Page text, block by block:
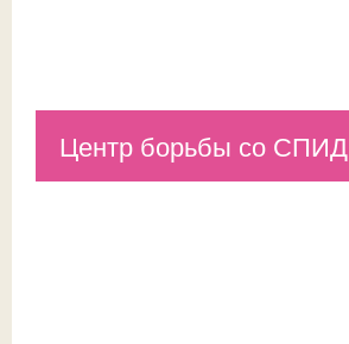
Центр борьбы со СПИД